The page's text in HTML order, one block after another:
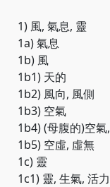
1) 風, 氣息, 靈
1a) 氣息
1b) 風
1b1) 天的
1b2) 風向, 風側
1b3) 空氣
1b4) (母腹的)空氣
1b5) 空虛, 虛無
1c) 靈
1c1) 靈, 生氣, 活力